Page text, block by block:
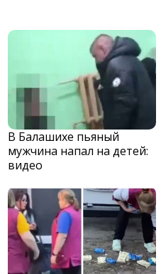
В Балашихе пьяный
мужчина напал на детей:
видео